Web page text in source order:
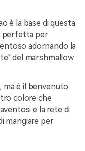
è la base di questa
perfetta per
adornando la
del marshmallow
ma è il benvenuto
colore che
e la rete di
mangiare per